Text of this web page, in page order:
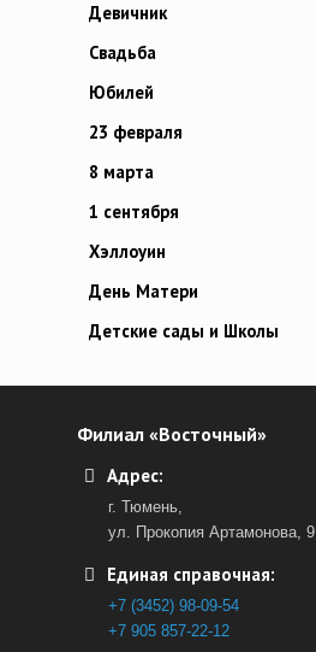
Девичник
Свадьба
Юбилей
23 февраля
8 марта
1 сентября
Хэллоуин
День Матери
Детские сады и Школы
Филиал «Восточный»
Адрес:
г. Тюмень,
ул. Прокопия Артамонова, 9
Единая справочная:
+7 (3452) 98-09-54
+7 905 857-22-12